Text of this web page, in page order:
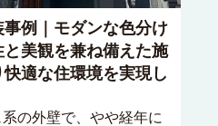
例｜モダンな色分け
美観を兼ね備えた施
適な住環境を実現し
の外壁で、やや経年に